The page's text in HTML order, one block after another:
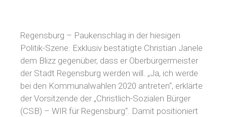
Regensburg – Paukenschlag in der hiesigen
Politik-Szene. Exklusiv bestätigte Christian Janele
dem Blizz gegenüber, dass er Oberbürgermeister
der Stadt Regensburg werden will. „Ja, ich werde
bei den Kommunalwahlen 2020 antreten“, erklärte
der Vorsitzende der „Christlich-Sozialen Bürger
(CSB) – WIR für Regensburg“. Damit positioniert